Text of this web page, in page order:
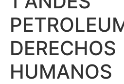
DERECHOS
HUMANOS